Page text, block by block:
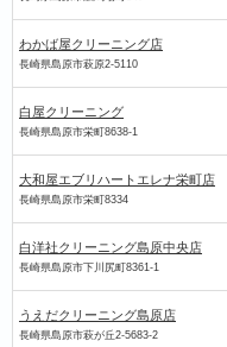
わかば屋クリーニング店
長崎県島原市萩原2-5110
白屋クリーニング
長崎県島原市栄町8638-1
大和屋エブリハートエレナ栄町店
長崎県島原市栄町8334
白洋社クリーニング島原中央店
長崎県島原市下川尻町8361-1
うえだクリーニング島原店
長崎県島原市萩が丘2-5683-2